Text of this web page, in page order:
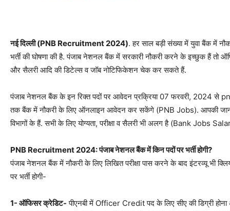
नई दिल्ली (PNB Recruitment 2024). हर साल बड़ी संख्या में युवा बैंक में
भर्ती की घोषणा की है. पंजाब नेशनल बैंक में सरकारी नौकरी करने के इच्छुक हैं तो
और सैलरी आदि की डिटेल्स व जॉब नोटिफिकेशन चेक कर सकते हैं.
पंजाब नेशनल बैंक के इन रिक्त पदों पर आवेदन प्रक्रिया 07 फरवरी, 2024 से
तक बैंक में नौकरी के लिए ऑनलाइन आवेदन कर सकेंगे (PNB Jobs). आपकी
विभागों के हैं. सभी के लिए योग्यता, परीक्षा व सैलरी भी अलग है (Bank Jobs
PNB Recruitment 2024: पंजाब नेशनल बैंक में किन पदों पर भर्ती होगी?
पंजाब नेशनल बैंक में नौकरी के लिए लिखित परीक्षा पास करने के बाद इंटरव्यू भी
पर भर्ती होगी-
1- ऑफिसर क्रेडिट- पीएनबी में Officer Credit पद के लिए सीए की डिग्री